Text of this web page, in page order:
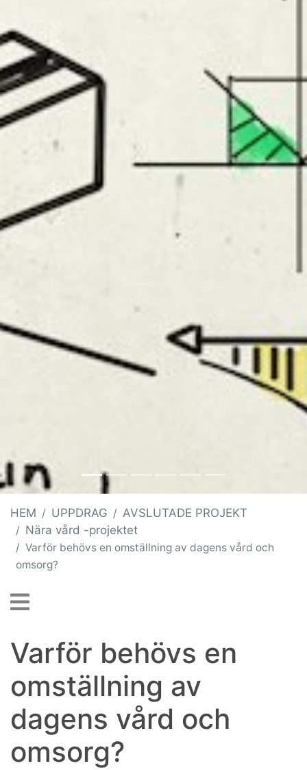
HEM UPPDRAG
AVSLUTADE PROJEKT
Nära vård -projektet
Varför behövs en omställning av dagens vård och
omsorg?
Varför behövs en
omställning av
dagens vård och
omsorg?